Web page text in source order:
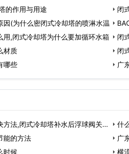
的作用与用途
闭
因(为什么密闭式冷却塔的喷淋水温
用,闭式冷却塔为什么要加循环水箱
闭
材质
闭
哪些
广
方法,闭式冷却塔补水后浮球阀关
什
能的方法
广
时候
横